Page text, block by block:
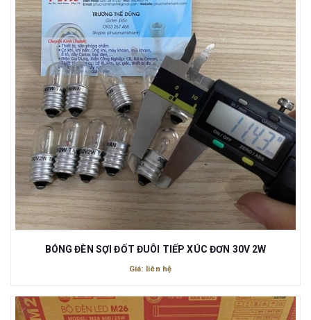
BÓNG ĐÈN SỢI ĐỐT ĐUÔI TIẾP XÚC ĐƠN 30V 2W
Giá: liên hệ